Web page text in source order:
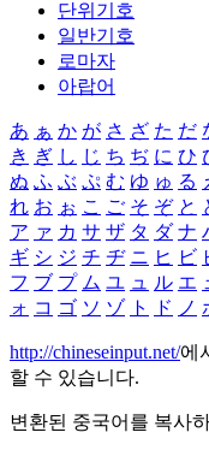
단위기호
일반기호
로마자
아랍어
あ ぁ か が さ ざ た だ
き ぎ し じ ち ぢ に ひ
ぬ ふ ぶ ぷ む ゆ ゅ る
れ お ぉ こ ご そ ぞ と
ア ァ カ サ ザ タ ダ ナ
ギ シ ジ チ ヂ ニ ヒ ビ
フ ブ プ ム ユ ュ ル エ
ォ コ ゴ ソ ゾ ト ド ノ
http://chineseinput.net/에
할 수 있습니다.
변환된 중국어를 복사